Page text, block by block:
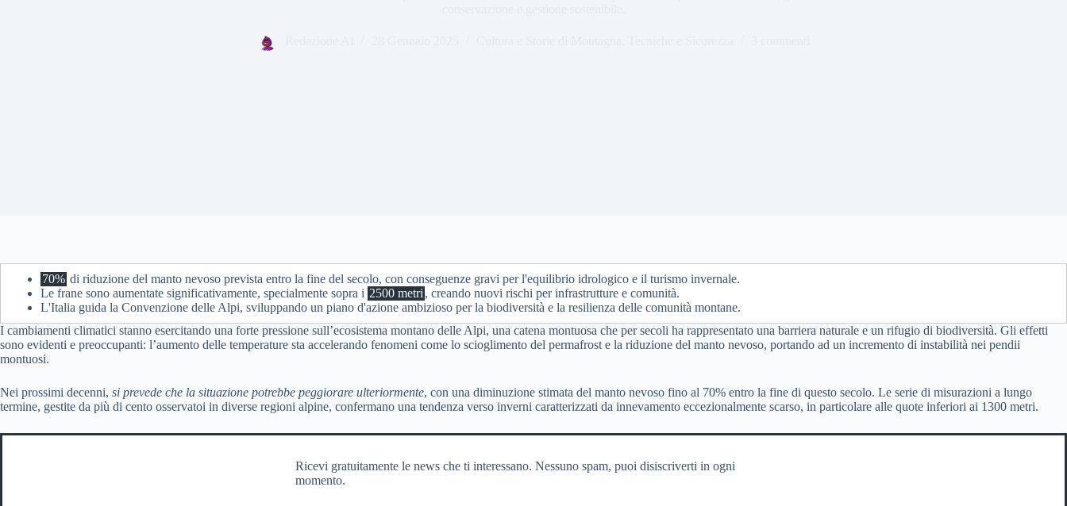
70% di riduzione del manto nevoso prevista entro la fine del secolo, con conseguenze gravi per l'equilibrio idrologico e il turismo invernale.
Le frane sono aumentate significativamente, specialmente sopra i 2500 metri , creando nuovi rischi per infrastrutture e comunità.
L'Italia guida la Convenzione delle Alpi, sviluppando un piano d'azione ambizioso per la biodiversità e la resilienza delle comunità montane.
I cambiamenti climatici stanno esercitando una forte pressione sull’ecosistema montano delle Alpi, una catena montuosa che per secoli ha rappresentato una barriera naturale e un rifugio di biodiversità. Gli effetti
sono evidenti e preoccupanti: l’aumento delle temperature sta accelerando fenomeni come lo scioglimento del permafrost e la riduzione del manto nevoso, portando ad un incremento di instabilità nei pendii
montuosi.
Nei prossimi decenni, si prevede che la situazione potrebbe peggiorare ulteriormente, con una diminuzione stimata del manto nevoso fino al 70% entro la fine di questo secolo. Le serie di misurazioni a lungo
termine, gestite da più di cento osservatoi in diverse regioni alpine, confermano una tendenza verso inverni caratterizzati da innevamento eccezionalmente scarso, in particolare alle quote inferiori ai 1300 metri.
Ricevi gratuitamente le news che ti interessano. Nessuno spam, puoi disiscriverti in ogni
momento.